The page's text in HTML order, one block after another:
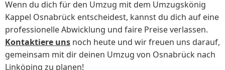
Wenn du dich für den Umzug mit dem Umzugskönig
Kappel Osnabrück entscheidest, kannst du dich auf eine
professionelle Abwicklung und faire Preise verlassen.
Kontaktiere uns noch heute und wir freuen uns darauf,
gemeinsam mit dir deinen Umzug von Osnabrück nach
Linköping zu planen!